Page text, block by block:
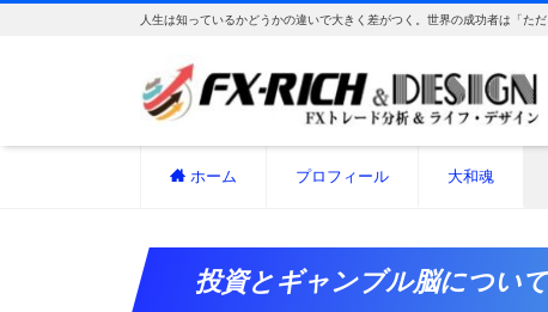
人生は知っているかどうかの違いで大きく差がつく。世界の成功者は「ただ
ホーム プロフィール 大和魂
投資とギャンブル脳につい